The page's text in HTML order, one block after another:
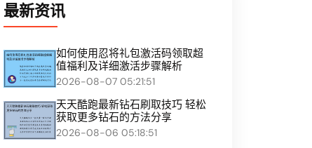
最新资讯
如何使用忍将礼包激活码领取超
值福利及详细激活步骤解析
2026-08-07 05:21:51
天天酷跑最新钻石刷取技巧 轻松
获取更多钻石的方法分享
2026-08-06 05:18:51